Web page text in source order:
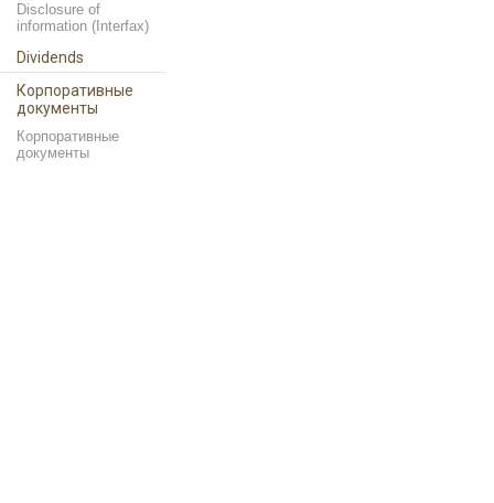
Disclosure of
information (Interfax)
Dividends
Корпоративные
документы
Корпоративные
документы